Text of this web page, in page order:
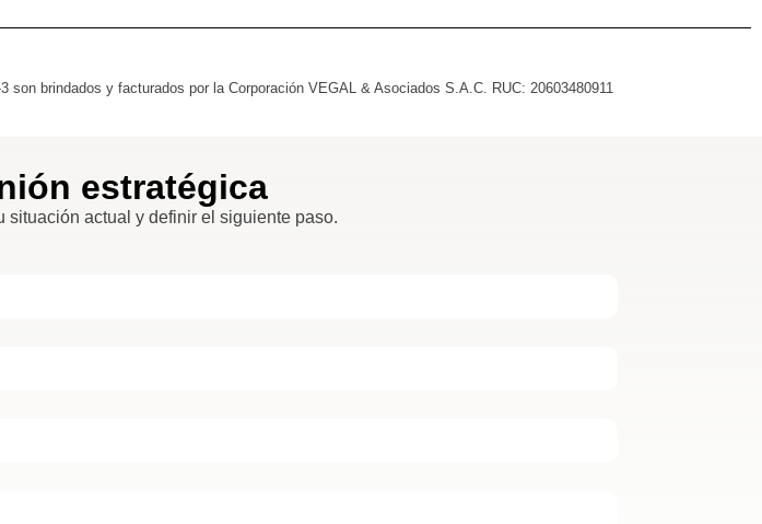
son brindados y facturados por la Corporación VEGAL & Asociados S.A.C. RUC: 20603480911
estratégica
actual y definir el siguiente paso.